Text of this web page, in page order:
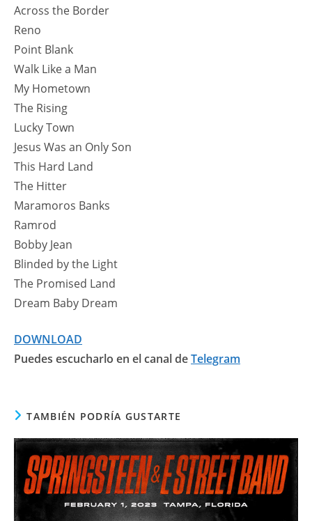
Across the Border
Reno
Point Blank
Walk Like a Man
My Hometown
The Rising
Lucky Town
Jesus Was an Only Son
This Hard Land
The Hitter
Maramoros Banks
Ramrod
Bobby Jean
Blinded by the Light
The Promised Land
Dream Baby Dream
DOWNLOAD
Puedes escucharlo en el canal deTelegram
TAMBIÉN PODRÍA GUSTARTE